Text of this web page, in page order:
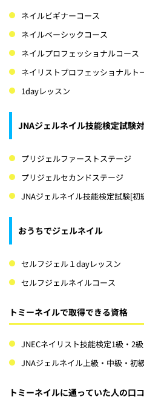
ネイルビギナーコース
ネイルベーシックコース
ネイルプロフェッショナルコース
ネイリストプロフェッショナルト
1dayレッスン
JNAジェルネイル技能検定試験
プリジェルファーストステージ
プリジェルセカンドステージ
JNAジェルネイル技能検定試験[
おうちでジェルネイル
セルフジェル１dayレッスン
セルフジェルネイルコース
トミーネイルで取得できる資格
JNECネイリスト技能検定1級・2
JNAジェルネイル上級・中級・初
トミーネイルに通っていた人の口